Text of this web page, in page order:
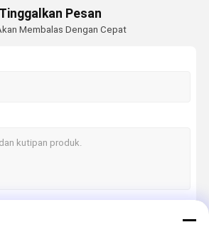
Tinggalkan Pesan
Membalas Dengan Cepat